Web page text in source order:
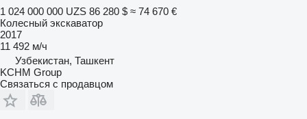
1 024 000 000 UZS 86 280 $ ≈ 74 670 €
Колесный экскаватор
2017
11 492 м/ч
Узбекистан, Ташкент
KCHM Group
Связаться с продавцом